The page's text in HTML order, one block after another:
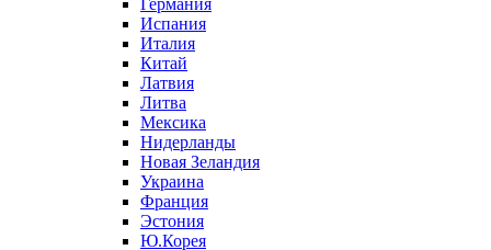
Испания
Италия
Китай
Латвия
Литва
Мексика
Нидерланды
Новая Зеландия
Украина
Франция
Эстония
Ю.Корея